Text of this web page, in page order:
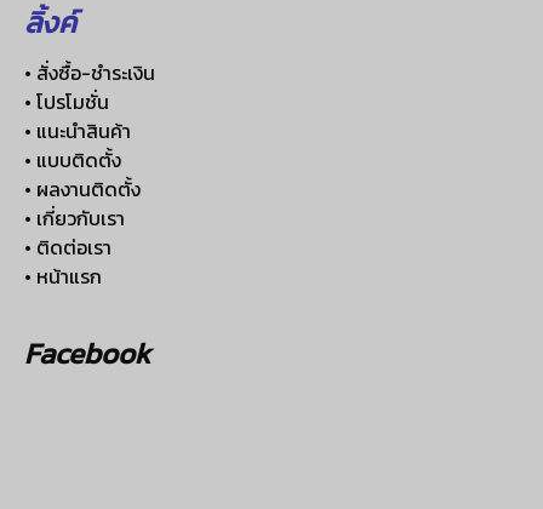
ลิ้งค์
• สั่งซื้อ-ชำระเงิน
• โปรโมชั่น
• แนะนำสินค้า
• แบบติดตั้ง
• ผลงานติดตั้ง
• เกี่ยวกับเรา
• ติดต่อเรา
• หน้าแรก
Facebook